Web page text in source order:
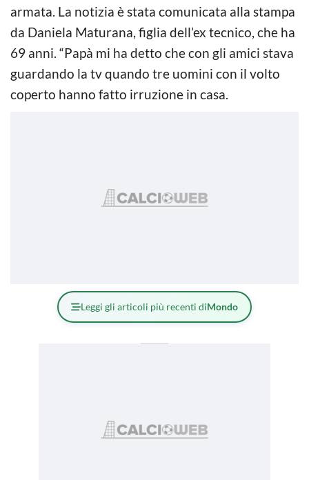
armata. La notizia è stata comunicata alla stampa
da Daniela Maturana, figlia dell’ex tecnico, che ha
69 anni. “Papà mi ha detto che con gli amici stava
guardando la tv quando tre uomini con il volto
coperto hanno fatto irruzione in casa.
Leggi gli articoli più recenti diMondo